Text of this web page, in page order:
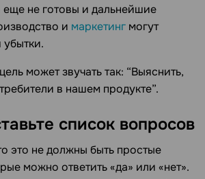
не готовы и дальнейшие
и маркетинг могут
убытки.
может звучать так: “Выяснить,
в нашем продукте”.
список вопросов
это не должны быть простые
можно ответить «да» или «нет».